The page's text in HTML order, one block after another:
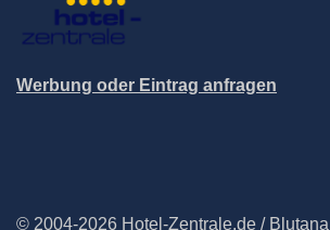
Werbung oder Eintrag anfragen
© 2004-2026 Hotel-Zentrale.de /